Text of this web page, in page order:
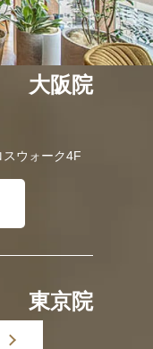
大阪院
ウォーク4F
東京院